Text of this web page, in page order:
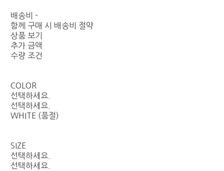
배송비 -
함께 구매 시 배송비 절약
상품 보기
추가 금액
수량 조건
COLOR
선택하세요.
선택하세요.
WHITE (품절)
SIZE
선택하세요.
선택하세요.